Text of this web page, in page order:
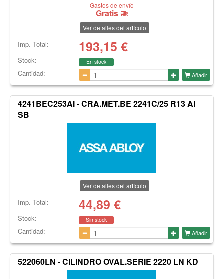
Gastos de envío
Gratis
Ver detalles del artículo
Imp. Total: 193,15 €
Stock: En stock
Cantidad: Añadir
4241BEC253AI - CRA.MET.BE 2241C/25 R13 AI
SB
Ver detalles del artículo
Imp. Total: 44,89 €
Stock: Sin stock
Cantidad: Añadir
522060LN - CILINDRO OVAL.SERIE 2220 LN KD